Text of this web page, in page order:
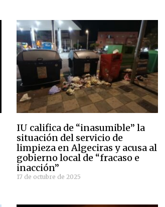
IU califica de “inasumible” la
situación del servicio de
limpieza en Algeciras y acusa al
gobierno local de “fracaso e
inacción”
17 de octubre de 2025